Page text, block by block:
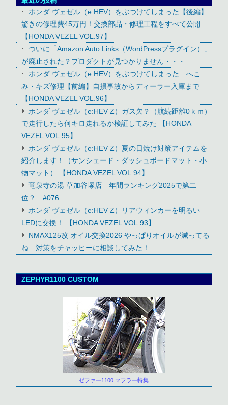
ホンダ ヴェゼル（e:HEV）をぶつけてしまった【後編】
驚きの修理費45万円！交換部品・修理工程をすべて公開
【HONDA VEZEL VOL.97】
ついに「Amazon Auto Links（WordPressプラグイン）」
が廃止された？プロダクトが見つかりません・・・
ホンダ ヴェゼル（e:HEV）をぶつけてしまった…へこ
み・キズ修理【前編】自損事故からディーラー入庫まで
【HONDA VEZEL VOL.96】
ホンダ ヴェゼル（e:HEV Z）ガス欠？（航続距離0ｋｍ）
で走行したら何キロ走れるか検証してみた 【HONDA
VEZEL VOL.95】
ホンダ ヴェゼル（e:HEV Z）夏の日焼け対策アイテムを
紹介します！（サンシェード・ダッシュボードマット・小
物マット） 【HONDA VEZEL VOL.94】
竜泉寺の湯 草加谷塚店 年間ランキング2025で第二
位？ #076
ホンダ ヴェゼル（e:HEV Z）リアウィンカーを明るい
LEDに交換！ 【HONDA VEZEL VOL.93】
NMAX125改 オイル交換2026 やっぱりオイルが減ってる
ね 対策をチャッピーに相談してみた！
ZEPHYR1100 CUSTOM
ゼファー1100 マフラー特集